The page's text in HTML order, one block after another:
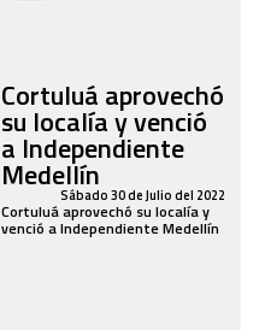
Cortuluá aprovechó
su localía y venció
a Independiente
MedellínSábado 30 de Julio del 2022
Cortuluá aprovechó su localía y
venció a Independiente Medellín